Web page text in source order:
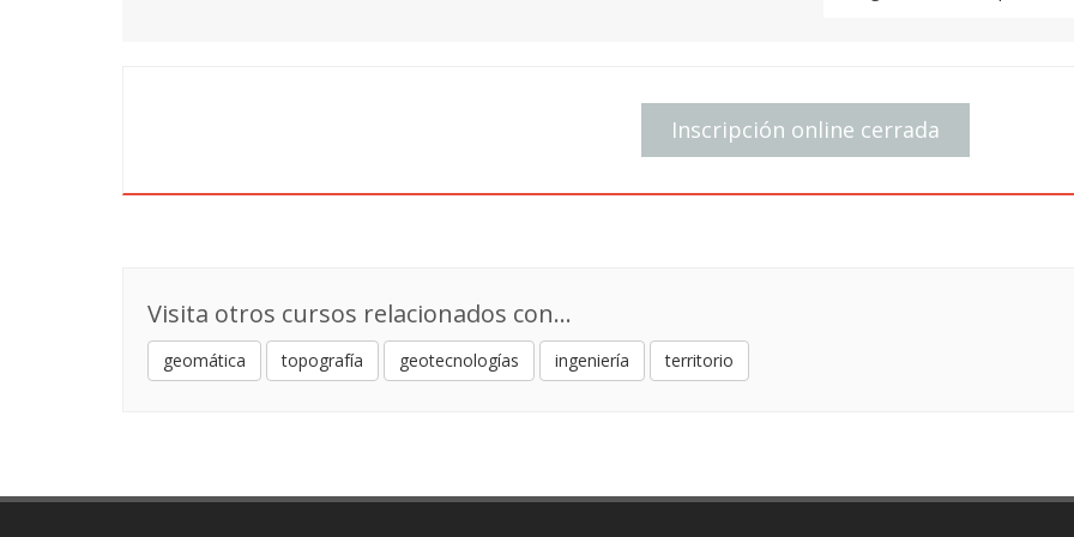
como la inteligencia
de las Cosas (IoT), que
gestiona y comprende el
16:15 h – 17:45 h (1h 30’ -
Inscripción online cerrada
Visita otros cursos relacionados con...
geomática topografía geotecnologías ingeniería territorio